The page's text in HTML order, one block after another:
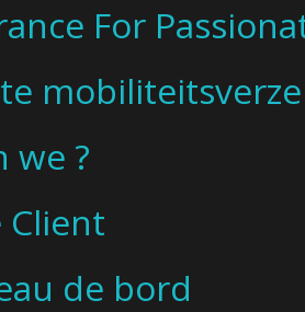
For
we ?
Client
de bord